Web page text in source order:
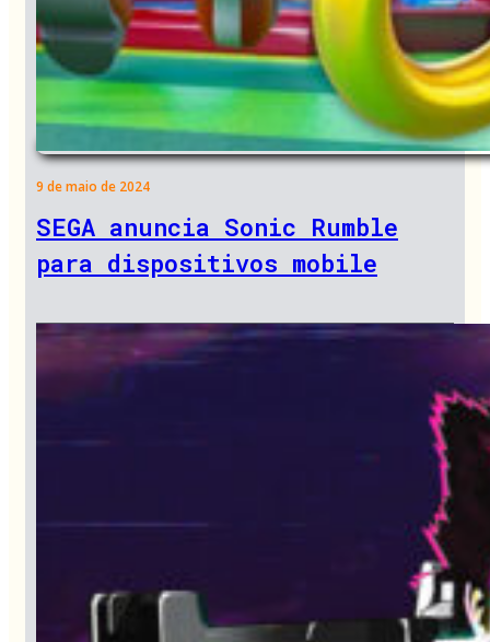
9 de maio de 2024
SEGA anuncia Sonic Rumble
para dispositivos mobile